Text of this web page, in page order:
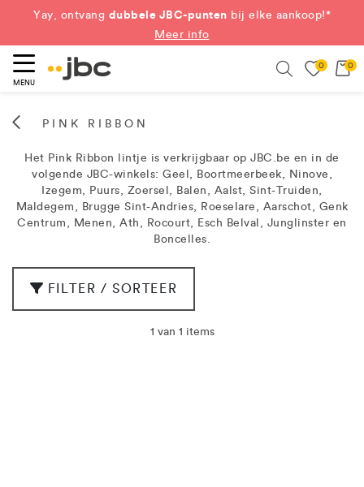
Yay, ontvang dubbele JBC-punten bij elke aankoop!*
Meer info
MENU
0 0
PINK RIBBON
Het Pink Ribbon lintje is verkrijgbaar op JBC.be en in de
volgende JBC-winkels: Geel, Boortmeerbeek, Ninove,
Izegem, Puurs, Zoersel, Balen, Aalst, Sint-Truiden,
Maldegem, Brugge Sint-Andries, Roeselare, Aarschot, Genk
Centrum, Menen, Ath, Rocourt, Esch Belval, Junglinster en
Boncelles.
FILTER / SORTEER
1 van 1 items